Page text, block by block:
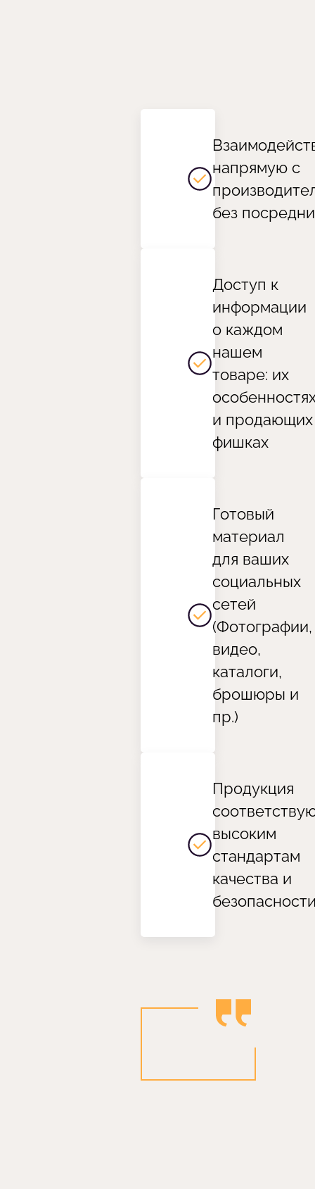
напрямую с
без
Доступ к
информации
о каждом
нашем
товаре: их
и продающих
фишках
Готовый
материал
для ваших
социальных
сетей
(Фотографии,
видео,
каталоги,
брошюры и
пр.)
Продукция
высоким
стандартам
качества и